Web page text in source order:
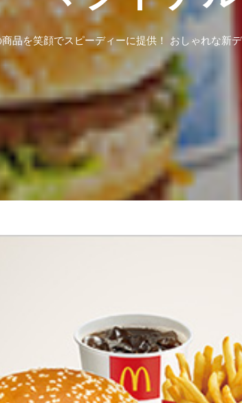
品を笑顔でスピーディーに提供！ おしゃれな新